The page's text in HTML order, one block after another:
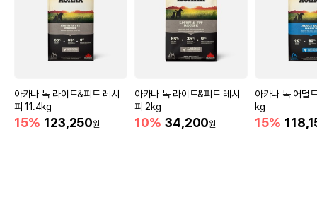
아카나 독 라이트&피트 레시
피 11.4kg
15% 123,250원
아카나 독 라이트&피트 레시
피 2kg
10% 34,200원
아카나 독 어덜
kg
15%